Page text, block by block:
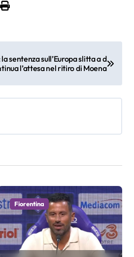
sentenza sull’Europa slitta a d
l’attesa nel ritiro di Moena
Fiorentina